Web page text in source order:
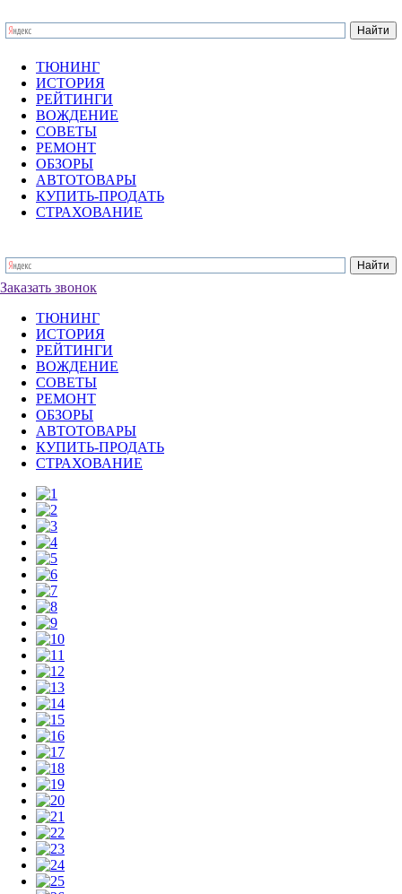
ТЮНИНГ
ИСТОРИЯ
РЕЙТИНГИ
ВОЖДЕНИЕ
СОВЕТЫ
РЕМОНТ
ОБЗОРЫ
АВТОТОВАРЫ
КУПИТЬ-ПРОДАТЬ
СТРАХОВАНИЕ
Заказать звонок
ТЮНИНГ
ИСТОРИЯ
РЕЙТИНГИ
ВОЖДЕНИЕ
СОВЕТЫ
РЕМОНТ
ОБЗОРЫ
АВТОТОВАРЫ
КУПИТЬ-ПРОДАТЬ
СТРАХОВАНИЕ